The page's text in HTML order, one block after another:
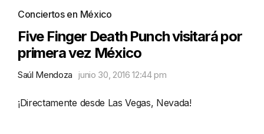
Conciertos en México
Five Finger Death Punch visitará por
primera vez México
Saúl Mendoza junio 30, 2016 12:44 pm
¡Directamente desde Las Vegas, Nevada!